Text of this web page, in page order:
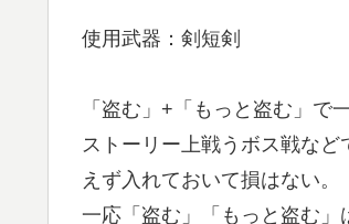
使用武器：剣短剣
「盗む」+「もっと盗む」で
ストーリー上戦うボス戦な
えず入れておいて損はない。
一応「盗む」「もっと盗む」